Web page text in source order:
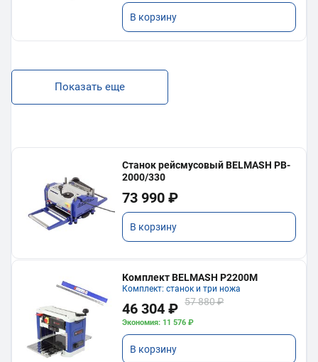
В корзину
Показать еще
Станок рейсмусовый BELMASH PB-
2000/330
73 990 ₽
В корзину
Комплект BELMASH P2200M
Комплект: станок и три ножа
46 304 ₽ 57 880 ₽
Экономия: 11 576 ₽
В корзину